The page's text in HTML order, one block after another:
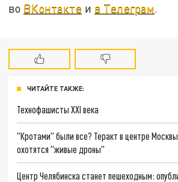
во ВКонтакте и в Телеграм
ЧИТАЙТЕ ТАКЖЕ:
Технофашисты XXI века
"Кротами" были все? Теракт в центре
охотятся "живые дроны"
Центр Челябинска станет пешеходным: